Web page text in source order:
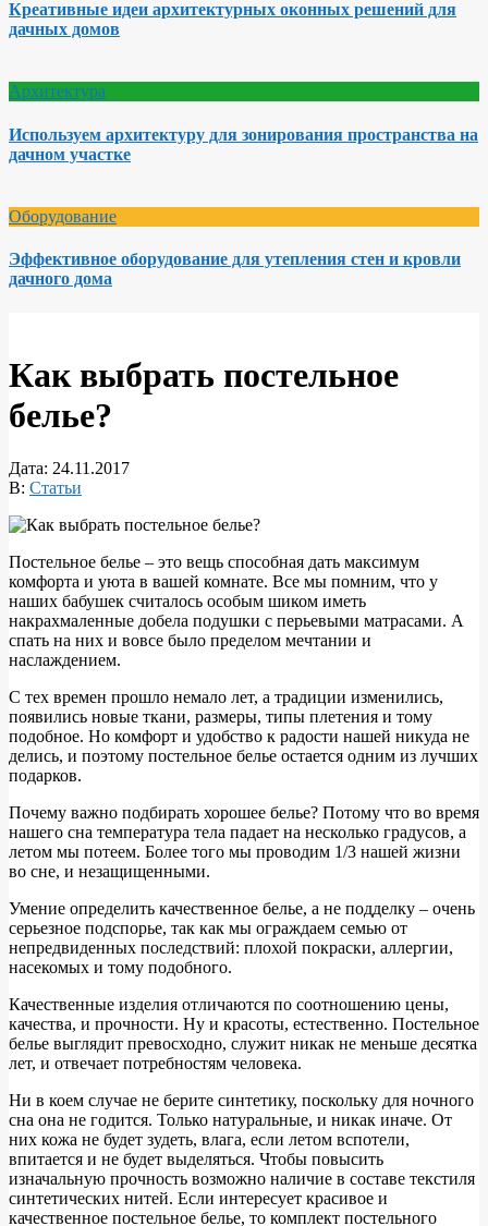
Креативные идеи архитектурных оконных решений для
дачных домов
Архитектура
Используем архитектуру для зонирования пространства на
дачном участке
Оборудование
Эффективное оборудование для утепления стен и кровли
дачного дома
Как выбрать постельное
белье?
Дата: 24.11.2017
В: Статьи
Постельное белье – это вещь способная дать максимум
комфорта и уюта в вашей комнате. Все мы помним, что у
наших бабушек считалось особым шиком иметь
накрахмаленные добела подушки с перьевыми матрасами. А
спать на них и вовсе было пределом мечтании и
наслаждением.
С тех времен прошло немало лет, а традиции изменились,
появились новые ткани, размеры, типы плетения и тому
подобное. Но комфорт и удобство к радости нашей никуда не
делись, и поэтому постельное белье остается одним из лучших
подарков.
Почему важно подбирать хорошее белье? Потому что во время
нашего сна температура тела падает на несколько градусов, а
летом мы потеем. Более того мы проводим 1/3 нашей жизни
во сне, и незащищенными.
Умение определить качественное белье, а не подделку – очень
серьезное подспорье, так как мы ограждаем семью от
непредвиденных последствий: плохой покраски, аллергии,
насекомых и тому подобного.
Качественные изделия отличаются по соотношению цены,
качества, и прочности. Ну и красоты, естественно. Постельное
белье выглядит превосходно, служит никак не меньше десятка
лет, и отвечает потребностям человека.
Ни в коем случае не берите синтетику, поскольку для ночного
сна она не годится. Только натуральные, и никак иначе. От
них кожа не будет зудеть, влага, если летом вспотели,
впитается и не будет выделяться. Чтобы повысить
изначальную прочность возможно наличие в составе текстиля
синтетических нитей. Если интересует красивое и
качественное постельное белье, то комплект постельного